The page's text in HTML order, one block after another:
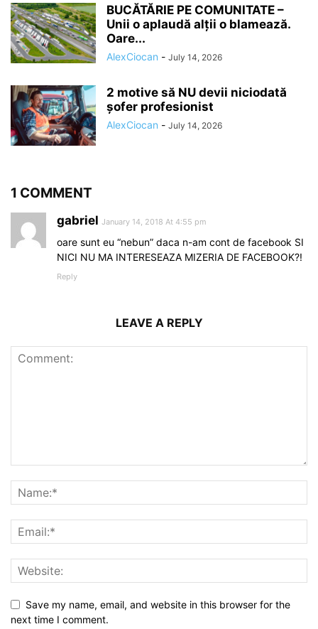
BUCĂTĂRIE PE COMUNITATE –
Unii o aplaudă alții o blamează.
Oare...
AlexCiocan - July 14, 2026
2 motive să NU devii niciodată
șofer profesionist
AlexCiocan - July 14, 2026
1 COMMENT
gabriel January 14, 2018 At 4:55 pm
oare sunt eu “nebun” daca n-am cont de facebook SI
NICI NU MA INTERESEAZA MIZERIA DE FACEBOOK?!
Reply
LEAVE A REPLY
Save my name, email, and website in this browser for the
next time I comment.